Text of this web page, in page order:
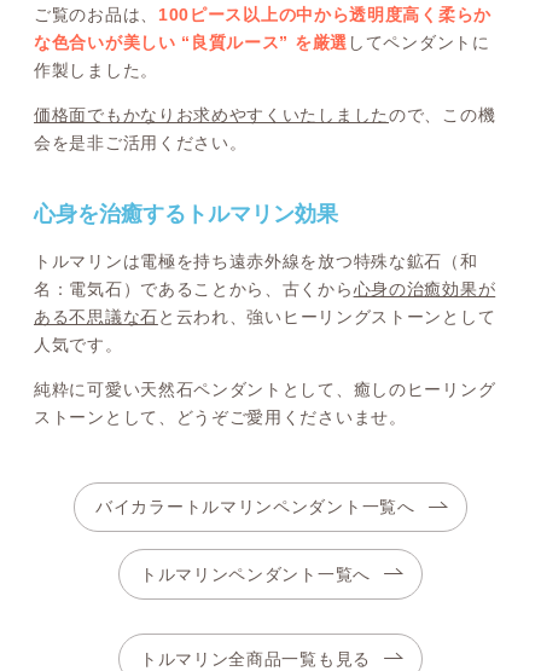
ご覧のお品は、 100ピース以上の中から透明度高く柔らか
な色合いが美しい “良質ルース” を厳選 してペンダントに
作製しました。
価格面でもかなりお求めやすくいたしましたので、この機
会を是非ご活用ください。
心身を治癒するトルマリン効果
トルマリンは電極を持ち遠赤外線を放つ特殊な鉱石（和
名：電気石）であることから、古くから心身の治癒効果が
ある不思議な石と云われ、強いヒーリングストーンとして
人気です。
純粋に可愛い天然石ペンダントとして、癒しのヒーリング
ストーンとして、どうぞご愛用くださいませ。
バイカラートルマリンペンダント一覧へ
トルマリンペンダント一覧へ
トルマリン全商品一覧も見る